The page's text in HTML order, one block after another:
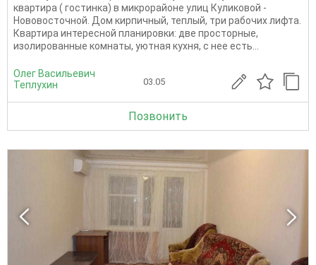
квартира ( гостинка) в микрорайоне улиц Куликовой -
Нововосточной. Дом кирпичный, теплый, три рабочих лифта.
Квартира интересной планировки: две просторные,
изолированные комнаты, уютная кухня, с нее есть...
Олег Васильевич
Теплухин
03.05
Позвонить